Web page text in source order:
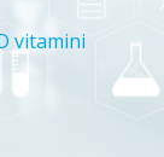
vitamini